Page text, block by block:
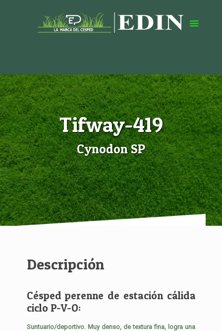
Tifway-419
Cynodon SP
Descripción
Césped perenne de estación cálida
ciclo P-V-O:
Suntuario/deportivo. Muy denso, de textura fina, logra una